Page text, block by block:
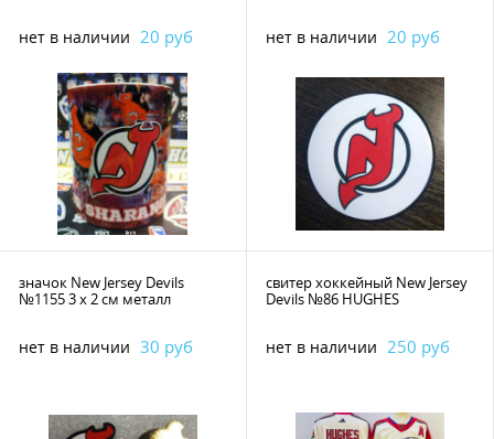
нет в наличии 20 руб нет в наличии 20 руб
значок New Jersey Devils
№1155 3 х 2 см металл
нет в наличии 30 руб
свитер хоккейный New Jersey
Devils №86 HUGHES
нет в наличии 250 руб